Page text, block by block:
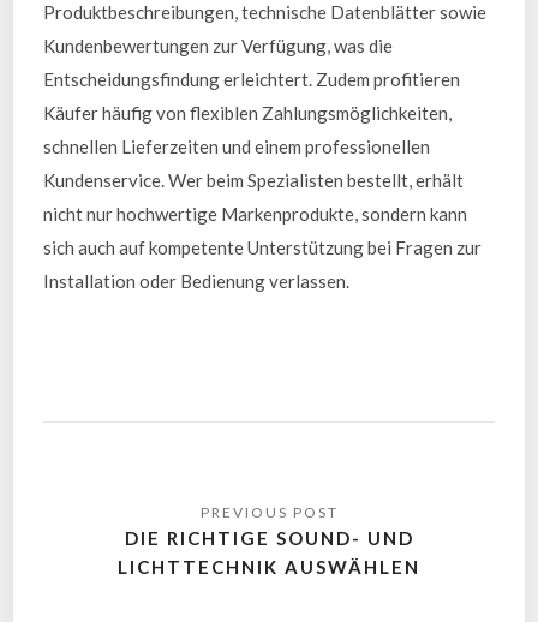
Produktbeschreibungen, technische Datenblätter sowie
Kundenbewertungen zur Verfügung, was die
Entscheidungsfindung erleichtert. Zudem profitieren
Käufer häufig von flexiblen Zahlungsmöglichkeiten,
schnellen Lieferzeiten und einem professionellen
Kundenservice. Wer beim Spezialisten bestellt, erhält
nicht nur hochwertige Markenprodukte, sondern kann
sich auch auf kompetente Unterstützung bei Fragen zur
Installation oder Bedienung verlassen.
DIE RICHTIGE SOUND- UND
LICHTTECHNIK AUSWÄHLEN